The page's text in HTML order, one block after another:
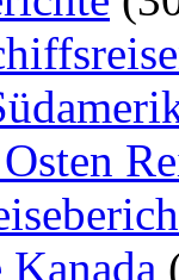
Kanada